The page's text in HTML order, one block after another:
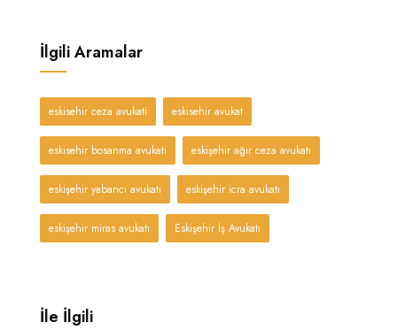
İlgili Aramalar
eskisehir ceza avukati eskisehir avukat
eskisehir bosanma avukati eskişehir ağır ceza avukatı
eskişehir yabancı avukatı eskişehir icra avukatı
eskişehir miras avukatı Eskişehir İş Avukatı
İle İlgili